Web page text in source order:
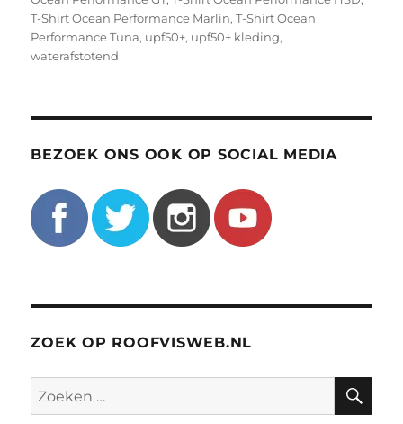
T-Shirt Ocean Performance Marlin,T-Shirt Ocean
Performance Tuna, upf50+, upf50+ kleding,
waterafstotend
BEZOEK ONS OOK OP SOCIAL MEDIA
ZOEK OP ROOFVISWEB.NL
Zoeken
naar: